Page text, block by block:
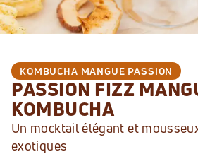
KOMBUCHA MANGUE PASSION
PASSION FIZZ
KOMBUCHA
Un mocktail élégant et
exotiques